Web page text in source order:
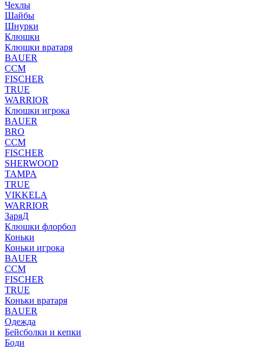
Чехлы
Шайбы
Шнурки
Клюшки
Клюшки вратаря
BAUER
CCM
FISCHER
TRUE
WARRIOR
Клюшки игрока
BAUER
BRO
CCM
FISCHER
SHERWOOD
TAMPA
TRUE
VIKKELA
WARRIOR
ЗаряД
Клюшки флорбол
Коньки
Коньки игрока
BAUER
CCM
FISCHER
TRUE
Коньки вратаря
BAUER
Одежда
Бейсболки и кепки
Боди